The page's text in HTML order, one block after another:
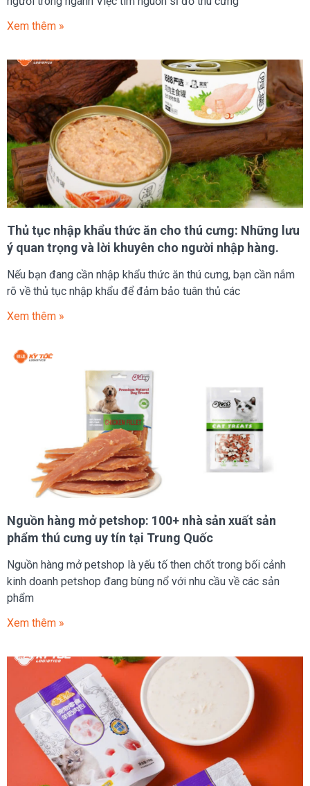
Xem thêm »
Thủ tục nhập khẩu thức ăn cho thú cưng: Những lưu
ý quan trọng và lời khuyên cho người nhập hàng.
Nếu bạn đang cần nhập khẩu thức ăn thú cưng, bạn cần nắm
rõ về thủ tục nhập khẩu để đảm bảo tuân thủ các
Xem thêm »
Nguồn hàng mở petshop: 100+ nhà sản xuất sản
phẩm thú cưng uy tín tại Trung Quốc
Nguồn hàng mở petshop là yếu tố then chốt trong bối cảnh
kinh doanh petshop đang bùng nổ với nhu cầu về các sản
phẩm
Xem thêm »